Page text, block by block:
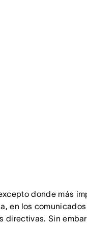
donde más
en los
directivas. Sin